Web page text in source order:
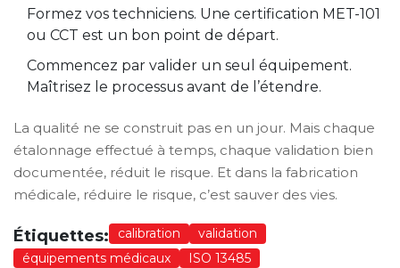
Formez vos techniciens. Une certification MET-101
ou CCT est un bon point de départ.
Commencez par valider un seul équipement.
Maîtrisez le processus avant de l’étendre.
La qualité ne se construit pas en un jour. Mais chaque
étalonnage effectué à temps, chaque validation bien
documentée, réduit le risque. Et dans la fabrication
médicale, réduire le risque, c’est sauver des vies.
Étiquettes: calibration
validation
équipements médicaux
ISO 13485